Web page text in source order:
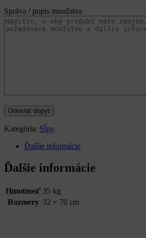
Správa / popis množstva
Kategória: Sĺpy
Ďalšie informácie
Ďalšie informácie
Hmotnosť 35 kg
Rozmery 32 × 70 cm